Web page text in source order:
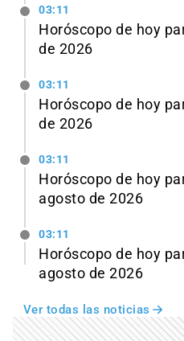
03:11
Horóscopo de hoy
de 2026
03:11
Horóscopo de hoy
de 2026
03:11
Horóscopo de hoy
agosto de 2026
03:11
Horóscopo de hoy
agosto de 2026
Ver todas las noticias